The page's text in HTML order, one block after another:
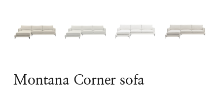
Montana Corner sofa